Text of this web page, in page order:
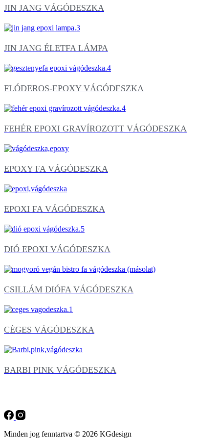
JIN JANG VÁGÓDESZKA
JIN JANG ÉLETFA LÁMPA
FLÓDEROS-EPOXY VÁGÓDESZKA
FEHÉR EPOXI GRAVÍROZOTT VÁGÓDESZKA
EPOXY FA VÁGÓDESZKA
EPOXI FA VÁGÓDESZKA
DIÓ EPOXI VÁGÓDESZKA
CSILLÁM DIÓFA VÁGÓDESZKA
CÉGES VÁGÓDESZKA
BARBI PINK VÁGÓDESZKA
Minden jog fenntartva © 2026 KGdesign